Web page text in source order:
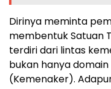
Dirinya meminta
membentuk Satuan
terdiri dari lintas
bukan hanya
(Kemenaker).